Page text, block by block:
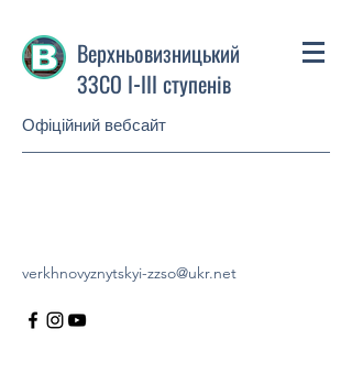
Верхньовизницький
ЗЗСО І-ІІІ ступенів
Офіційний вебсайт
verkhnovyznytskyi-zzso@ukr.net